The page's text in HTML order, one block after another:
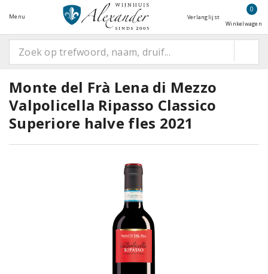
Menu Verlanglijst
0
Winkelwagen
Monte del Frà Lena di Mezzo
Valpolicella Ripasso Classico
Superiore halve fles 2021